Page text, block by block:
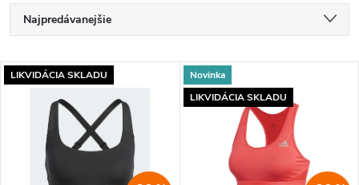
R
a
Najpredávanejšie
Najdrahšie
Abecedne
V
LIKVIDÁCIA SKLADU
Novinka
LIKVIDÁCIA SKLADU